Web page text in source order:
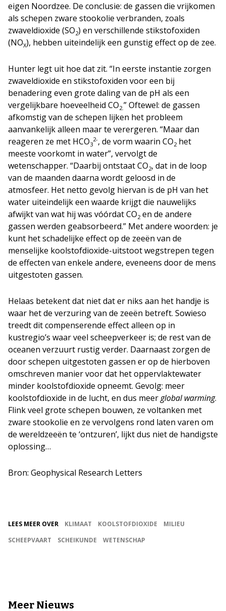
eigen Noordzee. De conclusie: de gassen die vrijkomen
als schepen zware stookolie verbranden, zoals
zwaveldioxide (SO2) en verschillende stikstofoxiden
(NOX), hebben uiteindelijk een gunstig effect op de zee.
Hunter legt uit hoe dat zit. “In eerste instantie zorgen
zwaveldioxide en stikstofoxiden voor een bij
benadering even grote daling van de pH als een
vergelijkbare hoeveelheid CO2.” Oftewel: de gassen
afkomstig van de schepen lijken het probleem
aanvankelijk alleen maar te verergeren. “Maar dan
reageren ze met HCO3
2-, de vorm waarin CO2 het
meeste voorkomt in water”, vervolgt de
wetenschapper. “Daarbij ontstaat CO2, dat in de loop
van de maanden daarna wordt geloosd in de
atmosfeer. Het netto gevolg hiervan is de pH van het
water uiteindelijk een waarde krijgt die nauwelijks
afwijkt van wat hij was vóórdat CO2 en de andere
gassen werden geabsorbeerd.” Met andere woorden: je
kunt het schadelijke effect op de zeeën van de
menselijke koolstofdioxide-uitstoot wegstrepen tegen
de effecten van enkele andere, eveneens door de mens
uitgestoten gassen.
Helaas betekent dat niet dat er niks aan het handje is
waar het de verzuring van de zeeën betreft. Sowieso
treedt dit compenserende effect alleen op in
kustregio’s waar veel scheepverkeer is; de rest van de
oceanen verzuurt rustig verder. Daarnaast zorgen de
door schepen uitgestoten gassen er op de hierboven
omschreven manier voor dat het oppervlaktewater
minder koolstofdioxide opneemt. Gevolg: meer
koolstofdioxide in de lucht, en dus meerglobal warming.
Flink veel grote schepen bouwen, ze voltanken met
zware stookolie en ze vervolgens rond laten varen om
de wereldzeeën te ‘ontzuren’, lijkt dus niet de handigste
oplossing…
Bron: Geophysical Research Letters
LEES MEER OVER KLIMAAT KOOLSTOFDIOXIDE
MILIEU
SCHEEPVAART
SCHEIKUNDE WETENSCHAP
Meer Nieuws